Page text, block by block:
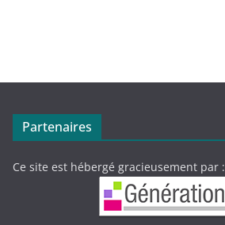
Partenaires
Ce site est hébergé gracieusement par :